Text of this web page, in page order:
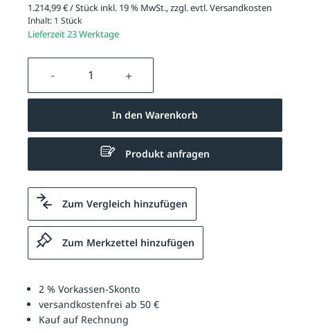
1.214,99 € / Stück inkl. 19 % MwSt., zzgl. evtl.Versandkosten
Inhalt: 1 Stück
Lieferzeit 23 Werktage
Produkt Anzahl: Gib den
In den Warenkorb
Produkt anfragen
Zum Vergleich hinzufügen
Zum Merkzettel hinzufügen
2 % Vorkassen-Skonto
versandkostenfrei ab 50 €
Kauf auf Rechnung